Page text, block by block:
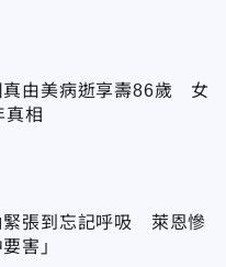
真由美病逝享壽86歲 女
真相
緊張到忘記呼吸 萊恩慘
害」